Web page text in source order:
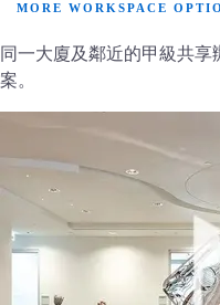
MORE WORKSPACE
同一大廈及鄰近的甲級共
案。